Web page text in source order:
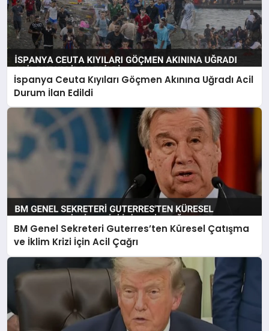
İspanya Ceuta Kıyıları Göçmen Akınına Uğradı Acil
Durum İlan Edildi
BM Genel Sekreteri Guterres’ten Küresel Çatışma
ve İklim Krizi İçin Acil Çağrı